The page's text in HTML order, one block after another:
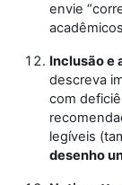
envie
Inclusão e
descreva
com
legíveis
desenho